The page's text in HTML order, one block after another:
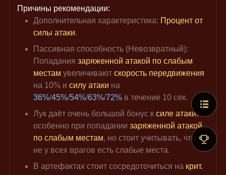
Причины рекомендации:
Дополнительная характеристика: Процент от
силы атаки.
Пассивная способность (Невозвратный):
Попадания заряженной атакой по слабым
местам увеличивают скорость передвижения
на 10% и силу атаки на
36%/45%/54%/63%/72% в течение 10 сек.
Лук даёт очень большой бонус к силе атаки,
особенно при попадании заряженной атакой
по слабым местам, но стоит учитывать, что
не у всех врагов есть слабые места.
В артефактах стоит сосредоточиться на крит.